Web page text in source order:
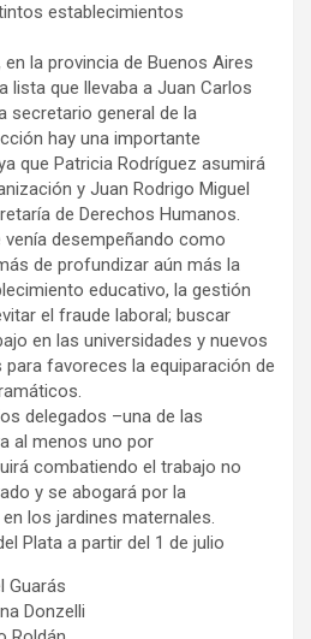
establecimientos
la provincia de Buenos Aires
lista que llevaba a Juan Carlos
secretario general de la
hay una importante
que Patricia Rodríguez asumirá
y Juan Rodrigo Miguel
de Derechos Humanos.
venía desempeñando como
de profundizar aún más la
educativo, la gestión
el fraude laboral; buscar
en las universidades y nuevos
favoreces la equiparación de
delegados –una de las
al menos uno por
combatiendo el trabajo no
y se abogará por la
los jardines maternales.
Plata a partir del 1 de julio
Guarás
Donzelli